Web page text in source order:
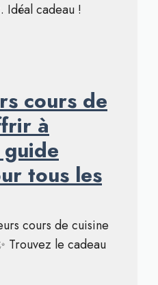
Idéal cadeau !
cours de
à
tous les
cours de cuisine
Trouvez le cadeau